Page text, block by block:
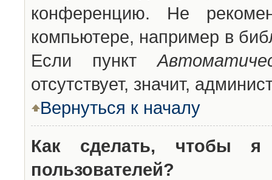
конференцию. Не
компьютере, например в
Если пункт
отсутствует, значит,
Вернуться к началу
Как сделать, чтобы
пользователей?